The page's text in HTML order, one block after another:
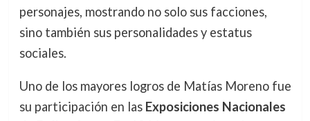
personajes, mostrando no solo sus facciones,
sino también sus personalidades y estatus
sociales.
Uno de los mayores logros de Matías Moreno fue
su participación en las Exposiciones Nacionales